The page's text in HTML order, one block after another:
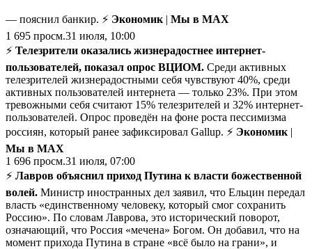
— пояснил банкир. ⚡ Экономик | Мы в MAX
1 695 просм.31 июля, 10:00
⚡️ Телезрители оказались жизнерадостнее интернет-
пользователей, показал опрос ВЦИОМ. Среди активных
телезрителей жизнерадостными себя чувствуют 40%, среди
активных пользователей интернета — только 23%. При этом
тревожными себя считают 15% телезрителей и 32% интернет-
пользователей. Опрос проведён на фоне роста пессимизма
россиян, который ранее зафиксировал Gallup. ⚡ Экономик |
Мы в MAX
1 696 просм.31 июля, 07:00
⚡️ Лавров объяснил приход Путина к власти божественной
волей. Министр иностранных дел заявил, что Ельцин передал
власть «единственному человеку, который смог сохранить
Россию». По словам Лаврова, это исторический поворот,
означающий, что Россия «мечена» Богом. Он добавил, что на
момент прихода Путина в стране «всё было на грани», и